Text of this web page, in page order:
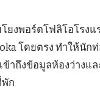
ยงพอร์ตโฟลิโอโร
โดยตรง ทำให้นัก
ข้าถึงข้อมูลห้องว่างแ
ก